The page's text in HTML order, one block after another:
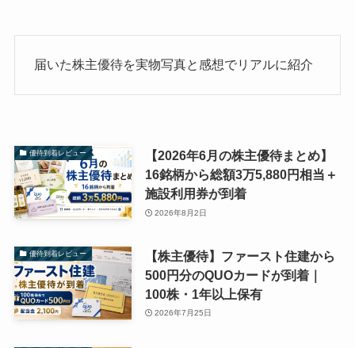
届いた株主優待を実物写真と感想でリアルに紹介
優待到着レビュー
【2026年6月の株主優待まとめ】
16銘柄から総額3万5,880円相当＋
施設利用券が到着
2026年8月2日
優待到着レビュー
【株主優待】ファースト住建から
500円分のQUOカードが到着｜
100株・1年以上保有
2026年7月25日